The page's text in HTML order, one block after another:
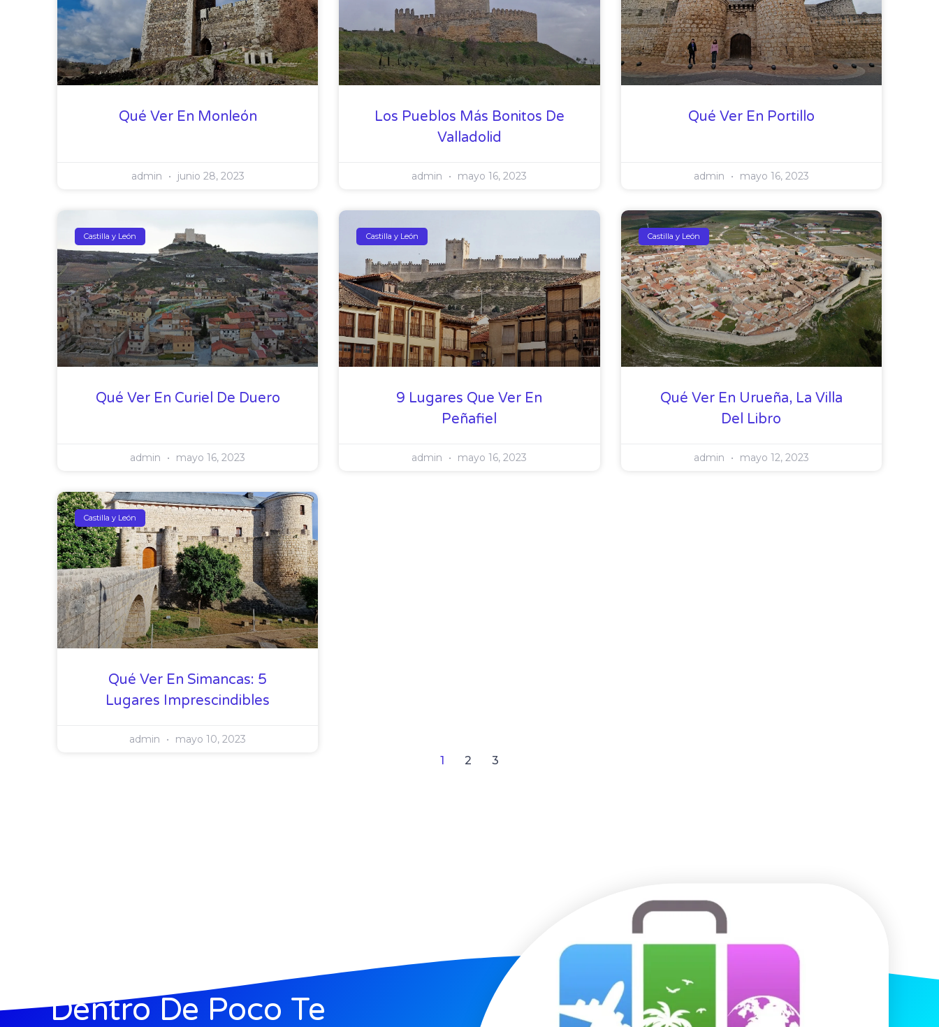
Qué Ver En Monleón
admin junio 28, 2023
Los Pueblos Más Bonitos De
Valladolid
admin mayo 16, 2023
Qué Ver En Portillo
admin mayo 16, 2023
Castilla y León
Qué Ver En Curiel De Duero
admin mayo 16, 2023
Castilla y León
9 Lugares Que Ver En
Peñafiel
admin mayo 16, 2023
Castilla y León
Qué Ver En Urueña, La Villa
Del Libro
admin mayo 12, 2023
Castilla y León
Qué Ver En Simancas: 5
Lugares Imprescindibles
admin mayo 10, 2023
1 2 3
Dentro De Poco Te